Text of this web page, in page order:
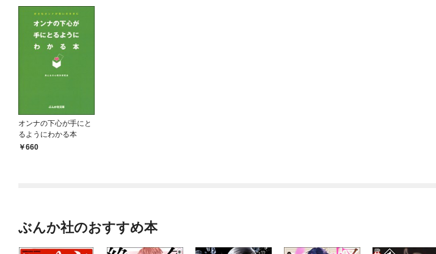
オンナの下心が手にと
るようにわかる本
660
ぶんか社のおすすめ本